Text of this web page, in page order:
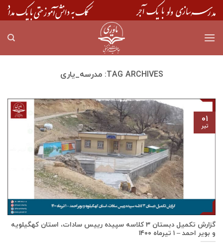
Skip
to
TAG ARCHIVES: مدرسه_یاری
گزارش تکمیل دبستان ۳ کلاسه سپيده رييس سادات، استان كهگيلويه
و بوير احمد – ۱ تیرماه ۱۴۰۰
۰۱
تیر